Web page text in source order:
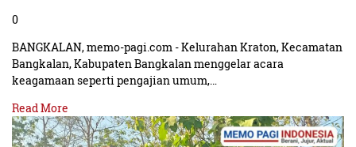
0
BANGKALAN, memo-pagi.com - Kelurahan Kraton, Kecamatan
Bangkalan, Kabupaten Bangkalan menggelar acara
keagamaan seperti pengajian umum,…
Read More